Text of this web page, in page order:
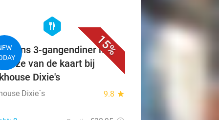
15%
hexagon
food
3-gangendiner met
van de kaart bij
Dixie's
Dixie´s 9.8 star